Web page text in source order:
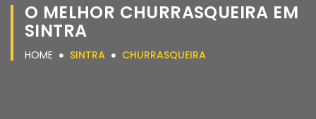
O MELHOR CHURRASQUEIRA EM
SINTRA
HOME SINTRA CHURRASQUEIRA